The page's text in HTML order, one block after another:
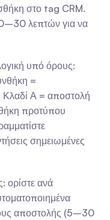
στο tag CRM.
λεπτών για να
υπό όρους:
=
Κλαδί Α = αποστολή
προτύπου
σημειωμένες
ορίστε ανά
αποστολής (5–30